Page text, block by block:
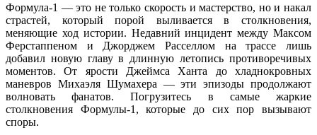
Формула-1 — это не только скорость и мастерство, но и накал
страстей, который порой выливается в столкновения,
меняющие ход истории. Недавний инцидент между Максом
Ферстаппеном и Джорджем Расселлом на трассе лишь
добавил новую главу в длинную летопись противоречивых
моментов. От ярости Джеймса Ханта до хладнокровных
маневров Михаэля Шумахера — эти эпизоды продолжают
волновать фанатов. Погрузитесь в самые жаркие
столкновения Формулы-1, которые до сих пор вызывают
споры.